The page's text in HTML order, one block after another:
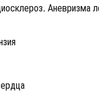
Аневризма